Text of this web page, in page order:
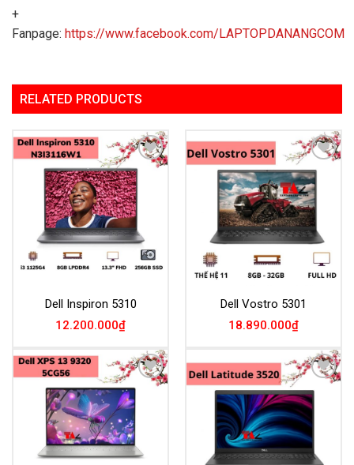
+
Fanpage: https://www.facebook.com/LAPTOPDANANGCOM
RELATED PRODUCTS
Add to
Wishlist
Dell Inspiron 5310
12.200.000₫
Add to
Wishlist
Dell Vostro 5301
18.890.000₫
Add to
Wishlist
Add to
Wishlist